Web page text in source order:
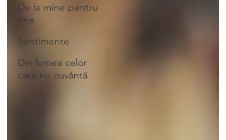
De la mine pentru
tine
Sentimente
Din lumea celor
care nu cuvântă